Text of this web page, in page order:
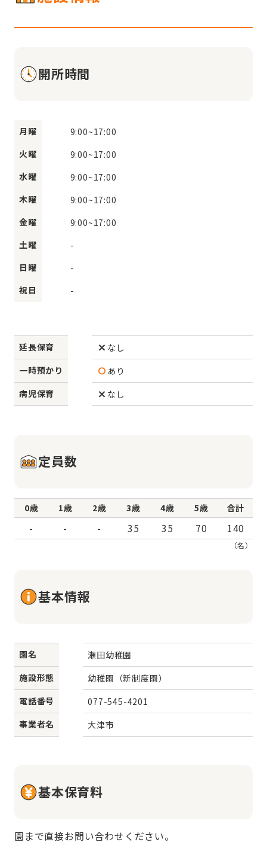
開所時間
月曜 9:00~17:00
火曜
9:00~17:00
水曜
9:00~17:00
木曜
9:00~17:00
金曜
9:00~17:00
土曜
-
日曜
-
祝日
-
延長保育
なし
一時預かり
あり
病児保育
なし
定員数
0歳 1歳 2歳 3歳 4歳 5歳 合計
- - - 35 35 70 140
（名）
基本情報
園名
瀬田幼稚園
施設形態
幼稚園（新制度園）
電話番号
077-545-4201
事業者名
大津市
基本保育料
園まで直接お問い合わせください。